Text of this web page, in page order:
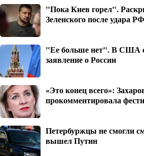
"Пока Киев горел".
Зеленского после удара РФ
"Ее больше нет". В США
заявление о России
«Это конец всего»:
прокомментировала
Петербуржцы не смогли
вышел Путин